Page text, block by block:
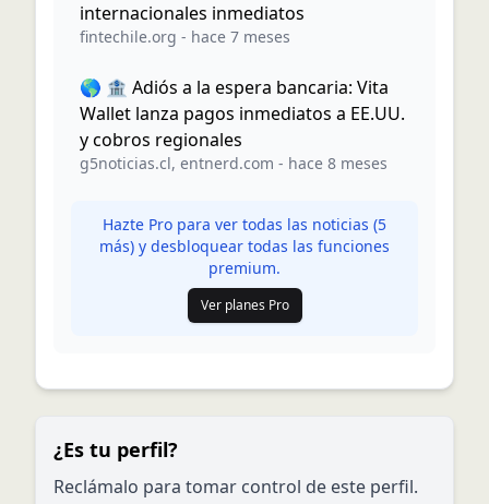
internacionales inmediatos
fintechile.org - hace 7 meses
🌎 🏦 Adiós a la espera bancaria: Vita
Wallet lanza pagos inmediatos a EE.UU.
y cobros regionales
g5noticias.cl, entnerd.com - hace 8 meses
Hazte Pro para ver todas las noticias (5
más) y desbloquear todas las funciones
premium.
Ver planes Pro
¿Es tu perfil?
Reclámalo para tomar control de este perfil.